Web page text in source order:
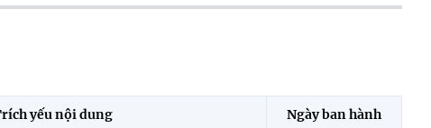
yếu nội dung Ngày ban hành